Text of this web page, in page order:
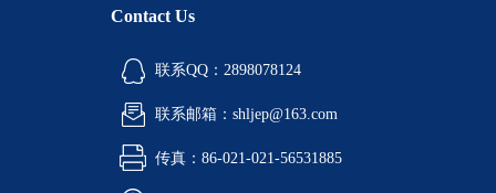
Contact Us
联系QQ：2898078124
联系邮箱：shljep@163.com
传真：86-021-021-56531885